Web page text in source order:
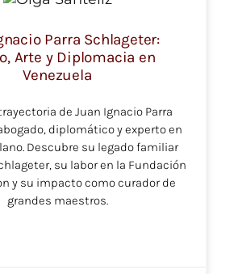
Parra Schlageter:
Arte y Diplomacia en
Venezuela
de Juan Ignacio Parra
diplomático y experto en
Descubre su legado familiar
su labor en la Fundación
y su impacto como curador de
grandes maestros.